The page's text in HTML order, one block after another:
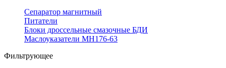
Сепаратор магнитный
Питатели
Блоки дроссельные смазочные БДИ
Маслоуказатели МН176-63
Фильтрующее